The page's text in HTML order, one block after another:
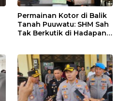
Permainan Kotor di Balik
Tanah Puuwatu: SHM Sah
Tak Berkutik di Hadapan